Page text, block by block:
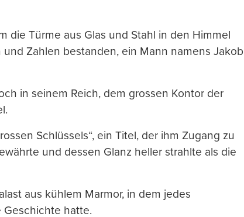
die Türme aus Glas und Stahl in den Himmel
Zahlen bestanden, ein Mann namens Jakob
in seinem Reich, dem grossen Kontor der
Schlüssels“, ein Titel, der ihm Zugang zu
und dessen Glanz heller strahlte als die
aus kühlem Marmor, in dem jedes
Geschichte hatte.